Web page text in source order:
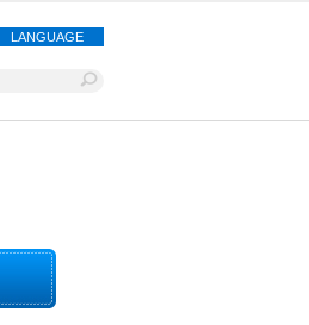
LANGUAGE